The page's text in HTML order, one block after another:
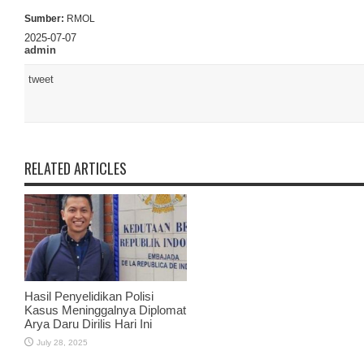
Sumber: RMOL
2025-07-07
admin
tweet
RELATED ARTICLES
Hasil Penyelidikan Polisi
Kasus Meninggalnya Diplomat
Arya Daru Dirilis Hari Ini
July 28, 2025